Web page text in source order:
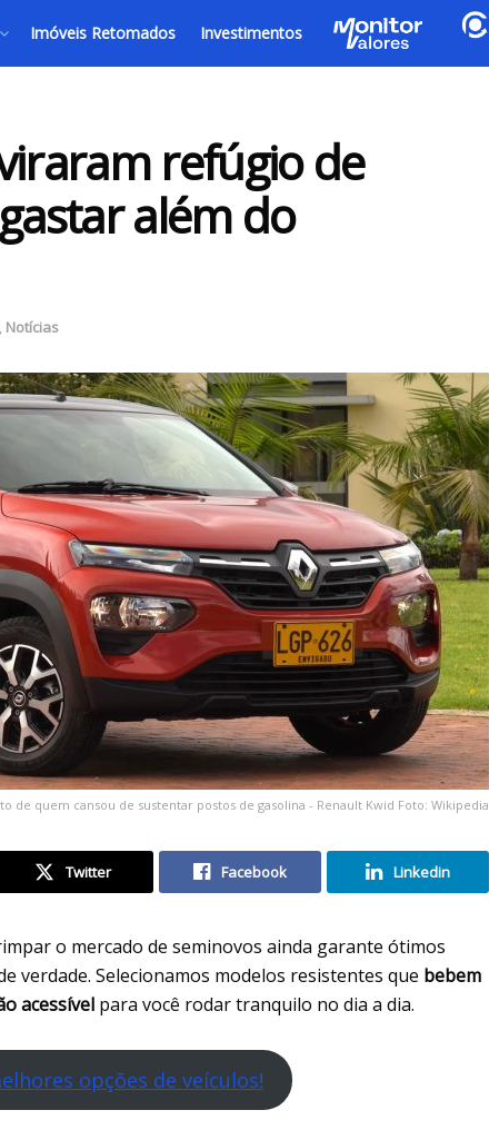
Imóveis Retomados Investimentos
refúgio de
além do
, Notícias
de quem cansou de sustentar postos de gasolina - Renault Kwid Foto: Wikipedia
Twitter Facebook Linkedin
o mercado de seminovos ainda garante ótimos
verdade. Selecionamos modelos resistentes que bebem
acessível para você rodar tranquilo no dia a dia.
opções de veículos!